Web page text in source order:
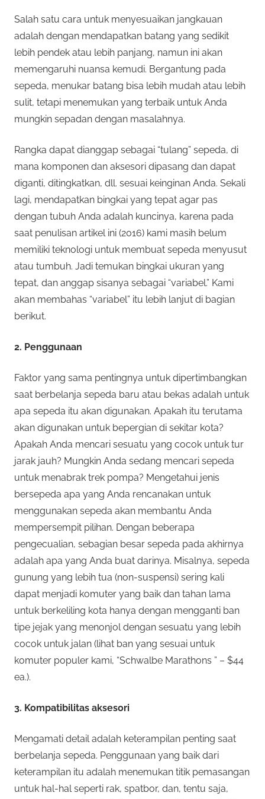
Salah satu cara untuk menyesuaikan jangkauan
adalah dengan mendapatkan batang yang sedikit
lebih pendek atau lebih panjang, namun ini akan
memengaruhi nuansa kemudi. Bergantung pada
sepeda, menukar batang bisa lebih mudah atau lebih
sulit, tetapi menemukan yang terbaik untuk Anda
mungkin sepadan dengan masalahnya.
Rangka dapat dianggap sebagai “tulang” sepeda, di
mana komponen dan aksesori dipasang dan dapat
diganti, ditingkatkan, dll. sesuai keinginan Anda. Sekali
lagi, mendapatkan bingkai yang tepat agar pas
dengan tubuh Anda adalah kuncinya, karena pada
saat penulisan artikel ini (2016) kami masih belum
memiliki teknologi untuk membuat sepeda menyusut
atau tumbuh. Jadi temukan bingkai ukuran yang
tepat, dan anggap sisanya sebagai “variabel.” Kami
akan membahas “variabel” itu lebih lanjut di bagian
berikut.
2. Penggunaan
Faktor yang sama pentingnya untuk dipertimbangkan
saat berbelanja sepeda baru atau bekas adalah untuk
apa sepeda itu akan digunakan. Apakah itu terutama
akan digunakan untuk bepergian di sekitar kota?
Apakah Anda mencari sesuatu yang cocok untuk tur
jarak jauh? Mungkin Anda sedang mencari sepeda
untuk menabrak trek pompa? Mengetahui jenis
bersepeda apa yang Anda rencanakan untuk
menggunakan sepeda akan membantu Anda
mempersempit pilihan. Dengan beberapa
pengecualian, sebagian besar sepeda pada akhirnya
adalah apa yang Anda buat darinya. Misalnya, sepeda
gunung yang lebih tua (non-suspensi) sering kali
dapat menjadi komuter yang baik dan tahan lama
untuk berkeliling kota hanya dengan mengganti ban
tipe jejak yang menonjol dengan sesuatu yang lebih
cocok untuk jalan (lihat ban yang sesuai untuk
komuter populer kami, “Schwalbe Marathons ” – $44
ea.).
3. Kompatibilitas aksesori
Mengamati detail adalah keterampilan penting saat
berbelanja sepeda. Penggunaan yang baik dari
keterampilan itu adalah menemukan titik pemasangan
untuk hal-hal seperti rak, spatbor, dan, tentu saja,